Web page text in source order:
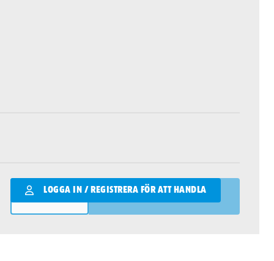
LOGGA IN / REGISTRERA FÖR ATT HANDLA
Qantity
LÄGG I VARUKORGEN